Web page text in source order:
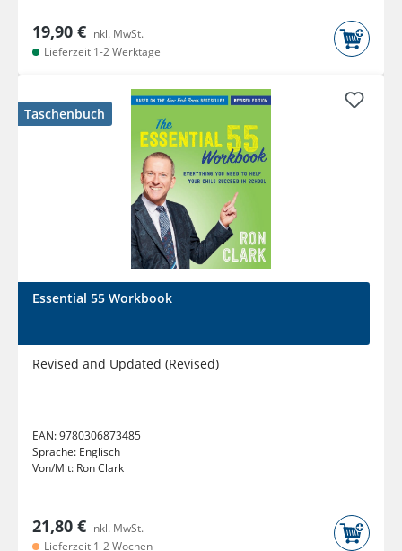
19,90 € inkl. MwSt.
Lieferzeit 1-2 Werktage
Taschenbuch
Essential 55 Workbook
Revised and Updated (Revised)
EAN:9780306873485
Sprache: Englisch
Von/Mit: Ron Clark
21,80 € inkl. MwSt.
Lieferzeit 1-2 Wochen